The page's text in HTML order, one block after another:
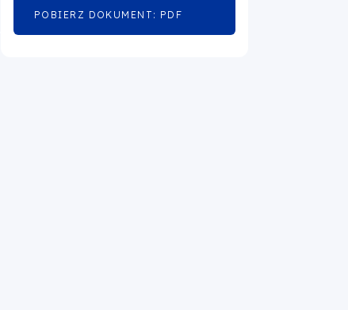
POBIERZ DOKUMENT: PDF